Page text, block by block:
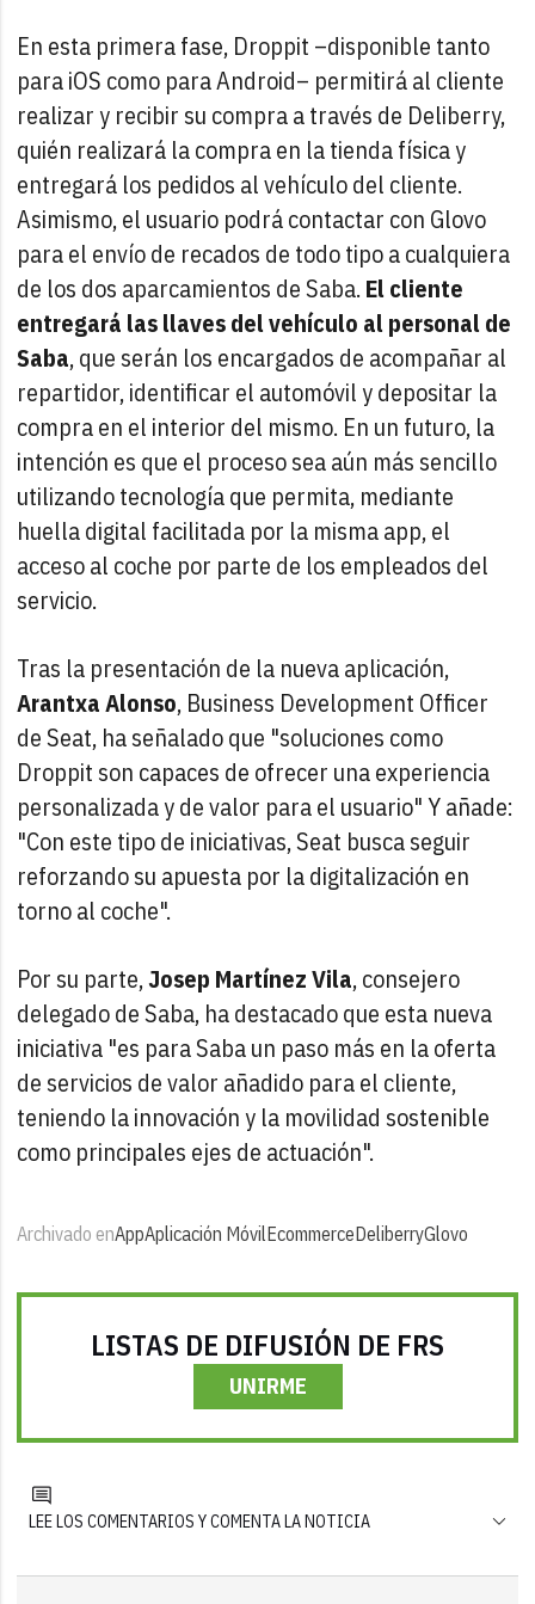
En esta primera fase, Droppit –disponible tanto
para iOS como para Android– permitirá al cliente
realizar y recibir su compra a través de Deliberry,
quién realizará la compra en la tienda física y
entregará los pedidos al vehículo del cliente.
Asimismo, el usuario podrá contactar con Glovo
para el envío de recados de todo tipo a cualquiera
de los dos aparcamientos de Saba. El cliente
entregará las llaves del vehículo al personal de
Saba, que serán los encargados de acompañar al
repartidor, identificar el automóvil y depositar la
compra en el interior del mismo. En un futuro, la
intención es que el proceso sea aún más sencillo
utilizando tecnología que permita, mediante
huella digital facilitada por la misma app, el
acceso al coche por parte de los empleados del
servicio.
Tras la presentación de la nueva aplicación,
Arantxa Alonso, Business Development Officer
de Seat, ha señalado que "soluciones como
Droppit son capaces de ofrecer una experiencia
personalizada y de valor para el usuario" Y añade:
"Con este tipo de iniciativas, Seat busca seguir
reforzando su apuesta por la digitalización en
torno al coche".
Por su parte,Josep Martínez Vila, consejero
delegado de Saba, ha destacado que esta nueva
iniciativa "es para Saba un paso más en la oferta
de servicios de valor añadido para el cliente,
teniendo la innovación y la movilidad sostenible
como principales ejes de actuación".
Archivado enAppAplicación MóvilEcommerceDeliberryGlovo
LISTAS DE DIFUSIÓN DE FRS
UNIRME
LEE LOS COMENTARIOS Y COMENTA LA NOTICIA